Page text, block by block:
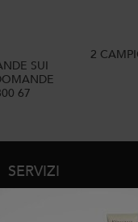
SUI
67
2
SERVIZI